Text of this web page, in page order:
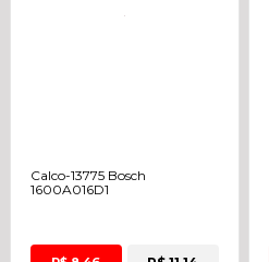
Calco-13775 Bosch
1600A016D1